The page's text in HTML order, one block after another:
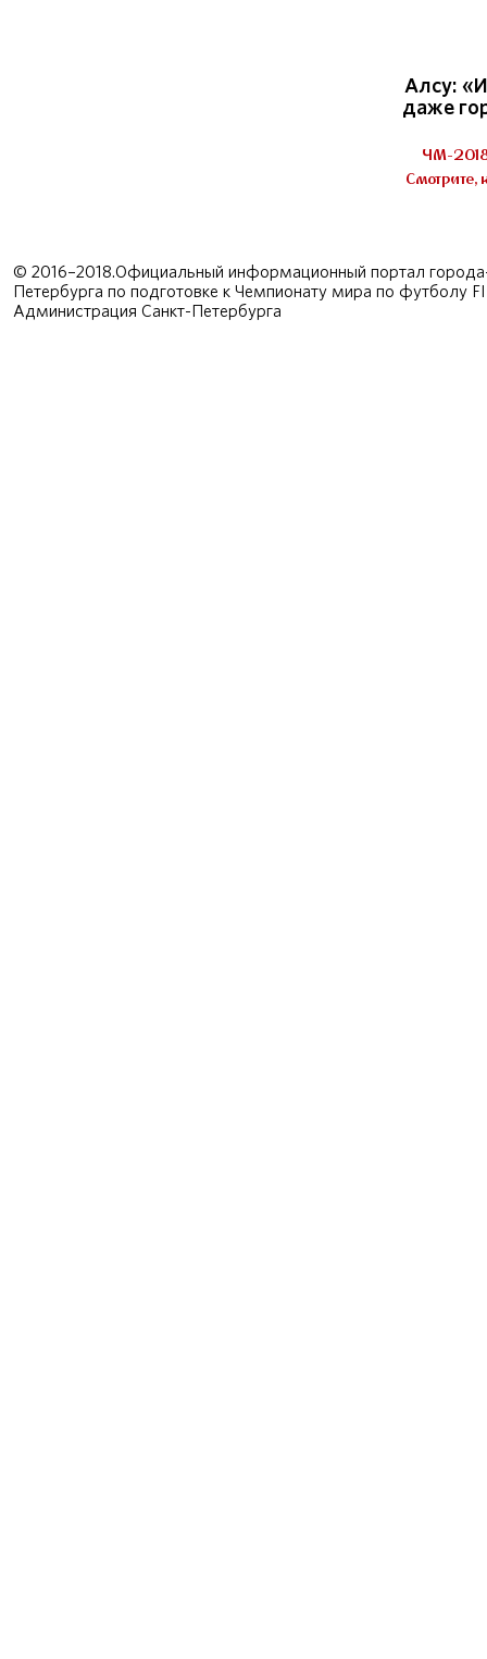
Алсу:
даже
ЧМ-
Смотрите,
© 2016–2018.Официальный информационный портал
Петербурга по подготовке к Чемпионату мира по футболу
Администрация Санкт-Петербурга